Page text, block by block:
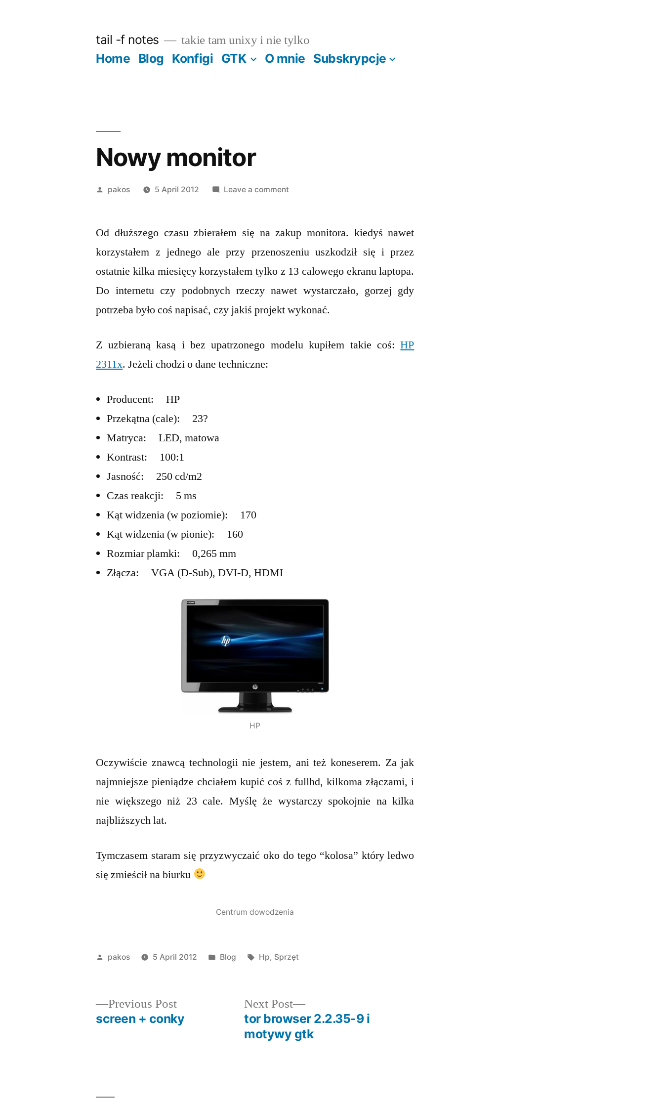
tail -f notes takie tam unixy i nie tylko
Home Blog Konfigi GTK O mnie Subskrypcje
Nowy monitor
Posted
pakos 5 April 2012 Leave a commenton
Od dłuższego czasu zbierałem się na zakup monitora. kiedyś nawet
korzystałem z jednego ale przy przenoszeniu uszkodził się i przez
ostatnie kilka miesięcy korzystałem tylko z 13 calowego ekranu laptopa.
Do internetu czy podobnych rzeczy nawet wystarczało, gorzej gdy
potrzeba było coś napisać, czy jakiś projekt wykonać.
Z uzbieraną kasą i bez upatrzonego modelu kupiłem takie coś:HP
2311x. Jeżeli chodzi o dane techniczne:
Producent: HP
Przekątna (cale): 23?
Matryca: LED, matowa
Kontrast: 100:1
Jasność: 250 cd/m2
Czas reakcji: 5 ms
Kąt widzenia (w poziomie): 170
Kąt widzenia (w pionie): 160
Rozmiar plamki: 0,265 mm
Złącza: VGA (D-Sub), DVI-D, HDMI
HP
Oczywiście znawcą technologii nie jestem, ani też koneserem. Za jak
najmniejsze pieniądze chciałem kupić coś z fullhd, kilkoma złączami, i
nie większego niż 23 cale. Myślę że wystarczy spokojnie na kilka
najbliższych lat.
Tymczasem staram się przyzwyczaić oko do tego “kolosa” który ledwo
się zmieścił na biurku
Centrum dowodzenia
Posted
pakos 5 April 2012
Posted
Blog Tags:
Hp, Sprzęt
Previous PostPrevious
post:
screen + conky
Next Post
Next
post:
tor browser 2.2.35-9 i
motywy gtk